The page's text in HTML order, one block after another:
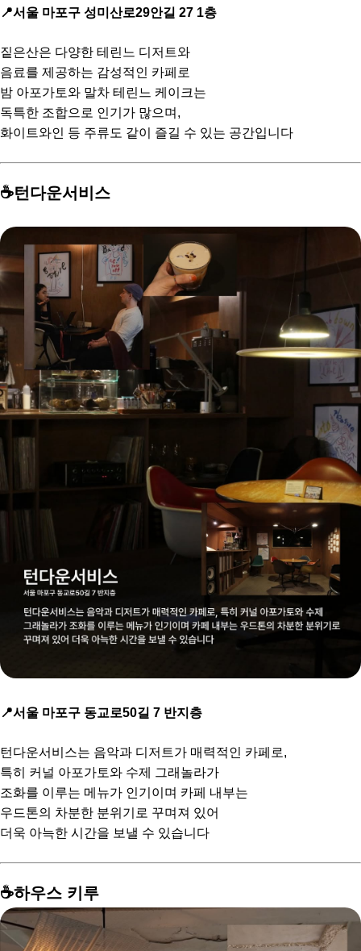
📍서울 마포구 성미산로29안길 27 1층
짙은산은 다양한 테린느 디저트와
음료를 제공하는 감성적인 카페로
밤 아포가토와 말차 테린느 케이크는
독특한 조합으로 인기가 많으며,
화이트와인 등 주류도 같이 즐길 수 있는 공간입니다
☕️턴다운서비스
📍서울 마포구 동교로50길 7 반지층
턴다운서비스는 음악과 디저트가 매력적인 카페로,
특히 커널 아포가토와 수제 그래놀라가
조화를 이루는 메뉴가 인기이며 카페 내부는
우드톤의 차분한 분위기로 꾸며져 있어
더욱 아늑한 시간을 보낼 수 있습니다
☕️하우스 키루